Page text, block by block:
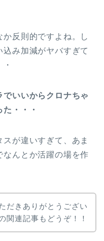
反則的ですよね。し
み加減がヤバすぎて
でいいからクロナちゃ
・・・
が違いすぎて、あま
なんとか活躍の場を作
だきありがとうござい
関連記事もどうぞ！！